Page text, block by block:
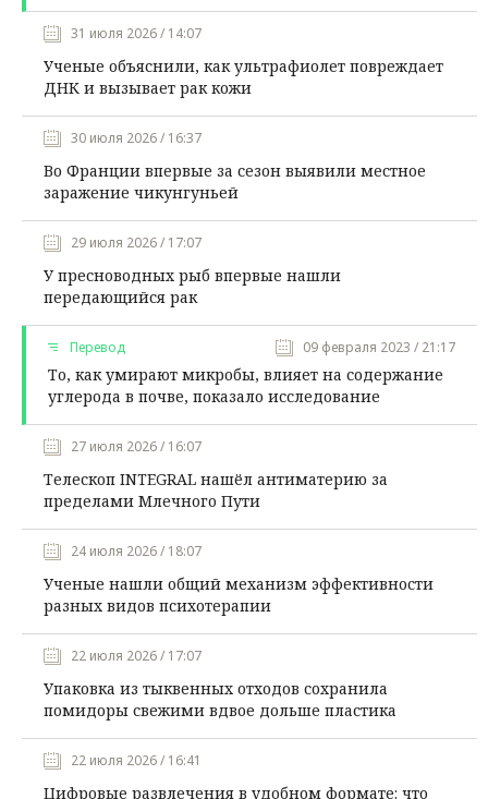
31 июля 2026 / 14:07
Ученые объяснили, как ультрафиолет повреждает
ДНК и вызывает рак кожи
30 июля 2026 / 16:37
Во Франции впервые за сезон выявили местное
заражение чикунгуньей
29 июля 2026 / 17:07
У пресноводных рыб впервые нашли
передающийся рак
Перевод 09 февраля 2023 / 21:17
То, как умирают микробы, влияет на содержание
углерода в почве, показало исследование
27 июля 2026 / 16:07
Телескоп INTEGRAL нашёл антиматерию за
пределами Млечного Пути
24 июля 2026 / 18:07
Ученые нашли общий механизм эффективности
разных видов психотерапии
22 июля 2026 / 17:07
Упаковка из тыквенных отходов сохранила
помидоры свежими вдвое дольше пластика
22 июля 2026 / 16:41
Цифровые развлечения в удобном формате: что